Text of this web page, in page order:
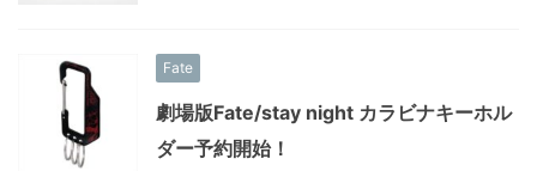
Fate
劇場版Fate/stay night カラビナキーホル
ダー予約開始！